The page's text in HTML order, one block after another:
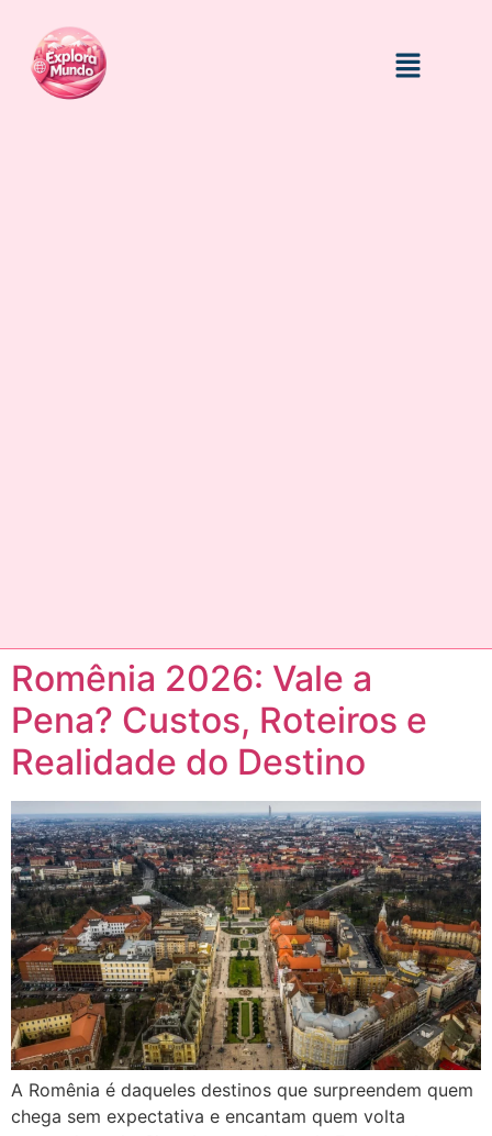
Romênia 2026: Vale a
Pena? Custos, Roteiros e
Realidade do Destino
A Romênia é daqueles destinos que surpreendem quem
chega sem expectativa e encantam quem volta